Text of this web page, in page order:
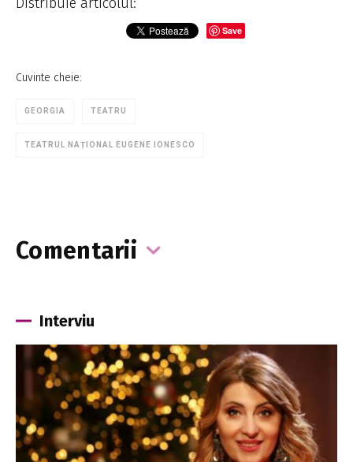
Save
Cuvinte cheie:
GEORGIA TEATRU
TEATRUL NAȚIONAL EUGENE IONESCO
Comentarii
Interviu